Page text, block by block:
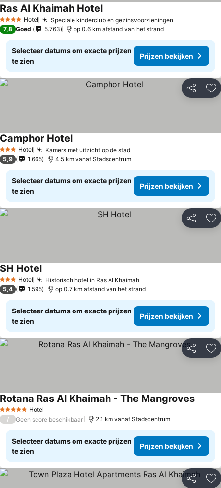
4 SterrenHotel Speciale kinderclub en gezinsvoorzieningen
Ras Al Khaimah Hotel
7,8 Goed 5.763 op 0.6 km afstand van het strand
Selecteer datums om exacte prijzen
te zien
Prijzen bekijken
Delen
3 SterrenHotel Kamers met uitzicht op de stad
Camphor Hotel
5,9 1.665 4.5 km vanaf Stadscentrum
Selecteer datums om exacte prijzen
te zien
Prijzen bekijken
Delen
3 SterrenHotel Historisch hotel in Ras Al Khaimah
SH Hotel
5,4 1.595 op 0.7 km afstand van het strand
Selecteer datums om exacte prijzen
te zien
Prijzen bekijken
Delen
5 Sterren Hotel
Rotana Ras Al Khaimah - The Mangroves
/ Geen score beschikbaar 2.1 km vanaf Stadscentrum
Selecteer datums om exacte prijzen
te zien
Prijzen bekijken
Delen